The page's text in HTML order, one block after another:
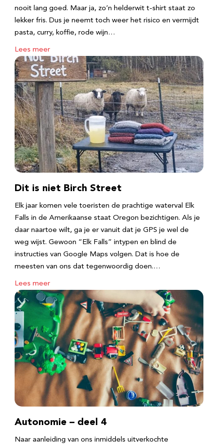
nooit lang goed. Maar ja, zo’n helderwit t-shirt staat zo
lekker fris. Dus je neemt toch weer het risico en vermijdt
pasta, curry, koffie, rode wijn…
Lees meer
Dit is niet Birch Street
Elk jaar komen vele toeristen de prachtige waterval Elk
Falls in de Amerikaanse staat Oregon bezichtigen. Als je
daar naartoe wilt, ga je er vanuit dat je GPS je wel de
weg wijst. Gewoon “Elk Falls” intypen en blind de
instructies van Google Maps volgen. Dat is hoe de
meesten van ons dat tegenwoordig doen.…
Lees meer
Autonomie – deel 4
Naar aanleiding van ons inmiddels uitverkochte